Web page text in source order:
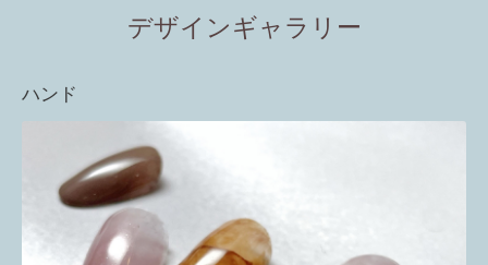
デザインギャラリー
ハンド